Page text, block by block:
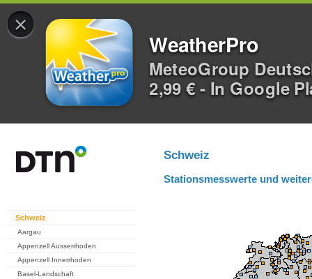
×
WeatherPro
MeteoGroup
2,99 € - In Google
Schweiz
Aargau
Appenzell Ausserrhoden
Appenzell Innerrhoden
Basel-Landschaft
Schweiz
Stationsmesswerte und